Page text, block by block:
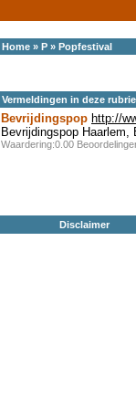
Home » P » Popfestival
Vermeldingen in deze
Bevrijdingspop http://
Bevrijdingspop
Waardering:0.00
Disclaimer